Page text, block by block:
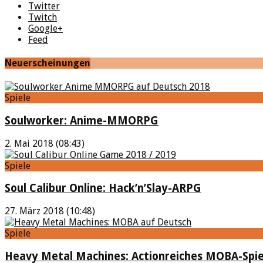
Twitter
Twitch
Google+
Feed
Neuerscheinungen
Spiele
Soulworker: Anime-MMORPG
2. Mai 2018 (08:43)
Spiele
Soul Calibur Online: Hack’n’Slay-ARPG
27. März 2018 (10:48)
Spiele
Heavy Metal Machines: Actionreiches MOBA-